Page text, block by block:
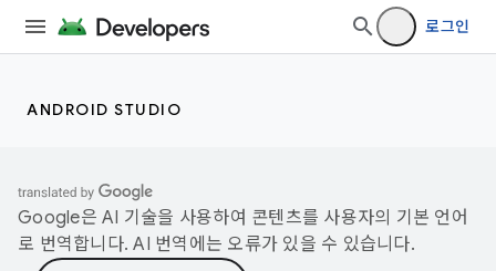
로그인
ANDROID STUDIO
Google은 AI 기술을 사용하여 콘텐츠를 사용자의 기본 언어
로 번역합니다. AI 번역에는 오류가 있을 수 있습니다.